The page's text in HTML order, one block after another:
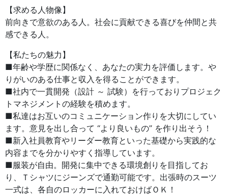
【求める人物像】
前向きで意欲のある人。社会に貢献できる喜びを仲間と共
感できる人。
【私たちの魅力】
■年齢や学歴に関係なく、あなたの実力を評価します。や
りがいのある仕事と収入を得ることができます。
■社内で一貫開発（設計 ～ 試験）を行っておりプロジェク
トマネジメントの経験を積めます。
■私達はお互いのコミュニケーション作りを大切にしてい
ます。意見を出し合って “より良いもの” を作り出そう！
■新入社員教育やリーダー教育といった基礎から実践的な
内容までを分かりやすく指導しています。
■服装が自由。開発に集中できる環境創りを目指してお
り、Ｔシャツにジーンズで通勤可能です。出張時のスーツ
一式は、各自のロッカーに入れておけばＯＫ！